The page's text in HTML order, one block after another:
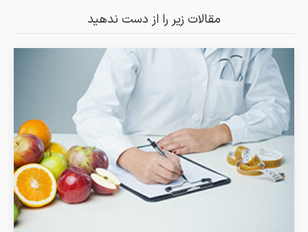
مقالات زیر را از دست ندهید